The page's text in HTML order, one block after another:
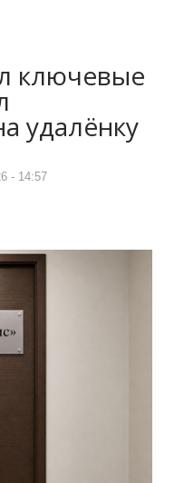
ключевые
удалёнку
- 14:57